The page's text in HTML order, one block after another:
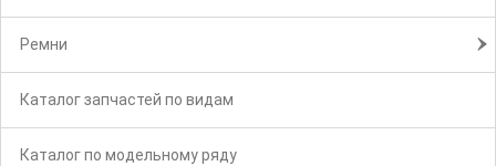
Ремни
Каталог запчастей по видам
Каталог по модельному ряду